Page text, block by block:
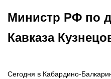
Министр РФ по
Кавказа
Сегодня в Кабардино-